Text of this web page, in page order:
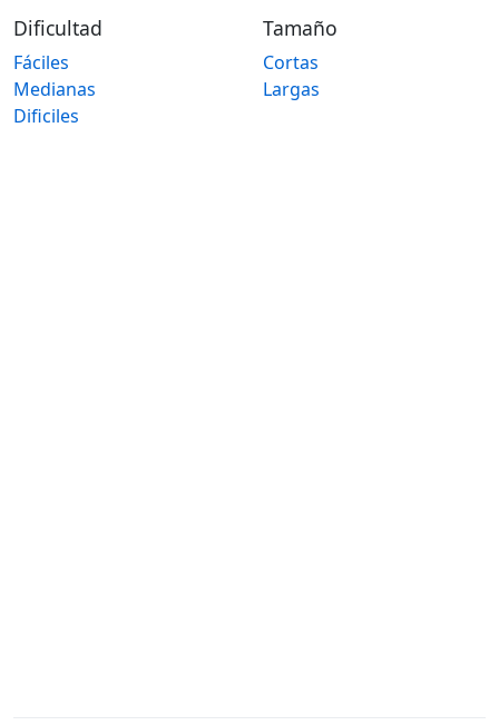
Dificultad
Fáciles
Medianas
Dificiles
Tamaño
Cortas
Largas